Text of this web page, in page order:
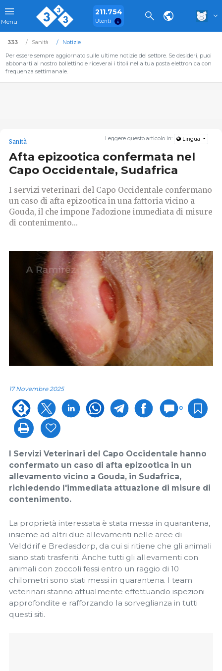
Menu
211.754
Utenti
333 Sanità
Notizie
Per essere sempre aggiornato sulle ultime notizie del settore. Se desideri, puoi
abbonarti al nostro bollettino e riceverai i titoli nella tua posta elettronica con
frequenza settimanale.
Leggere questo articolo in: Lingua
Sanità
Afta epizootica confermata nel
Capo Occidentale, Sudafrica
I servizi veterinari del Capo Occidentale confermano
un caso di afta epizootica in una fattoria vicino a
Gouda, il che impone l'adozione immediata di misure
di contenimento...
17 Novembre 2025
0
I Servizi Veterinari del Capo Occidentale hanno
confermato un caso di afta epizootica in un
allevamento vicino a Gouda, in Sudafrica,
richiedendo l'immediata attuazione di misure di
contenimento.
La proprietà interessata è stata messa in quarantena,
insieme ad altri due allevamenti nelle aree di
Velddrif e Bredasdorp, da cui si ritiene che gli animali
siano stati trasferiti. Anche tutti gli allevamenti con
animali con zoccoli fessi entro un raggio di 10
chilometri sono stati messi in quarantena. I team
veterinari stanno attualmente effettuando ispezioni
approfondite e rafforzando la sorveglianza in tutti
questi siti.